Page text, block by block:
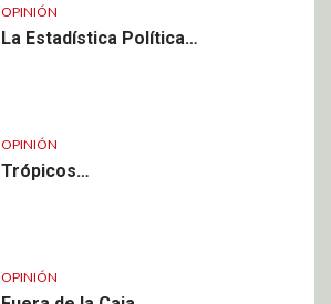
OPINIÓN
La Estadística Política…
OPINIÓN
Trópicos…
OPINIÓN